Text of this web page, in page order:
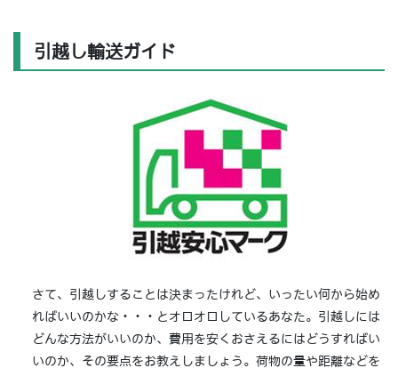
引越し輸送ガイド
さて、引越しすることは決まったけれど、いったい何から始め
ればいいのかな・・・とオロオロしているあなた。引越しには
どんな方法がいいのか、費用を安くおさえるにはどうすればい
いのか、その要点をお教えしましょう。荷物の量や距離などを